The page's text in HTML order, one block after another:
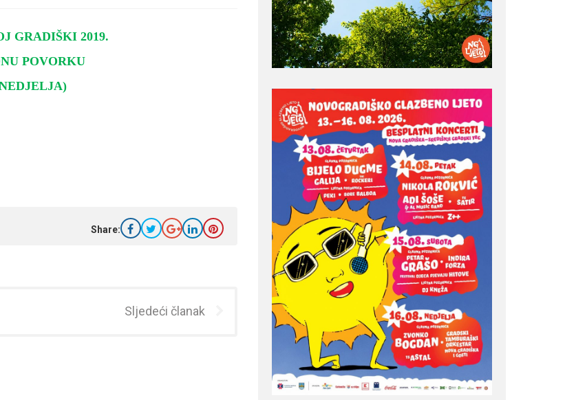
GRADIŠKI 2019.
POVORKU
Share:
Sljedeći članak